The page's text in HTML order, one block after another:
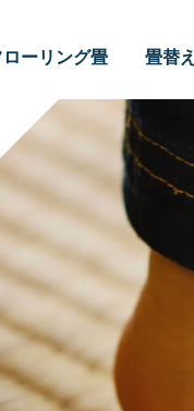
ローリング畳 畳替え